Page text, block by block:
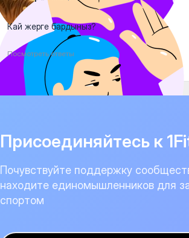
Кай жерге бардыныз?
Посмотреть ответы
Присоединяйтесь к
Почувствуйте поддержку
находите единомышленников для
спортом